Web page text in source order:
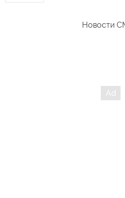
Новости